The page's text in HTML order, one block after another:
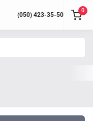
(050) 423-35-50
0